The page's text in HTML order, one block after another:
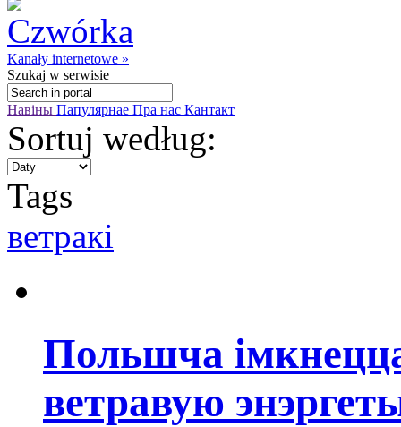
Kanały internetowe »
Szukaj w serwisie
Навіны Папулярнае Пра нас Кантакт
Sortuj według:
Tags
ветракі
Польшча
ветравую